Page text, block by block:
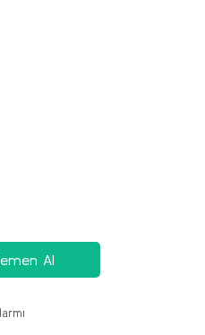
Al